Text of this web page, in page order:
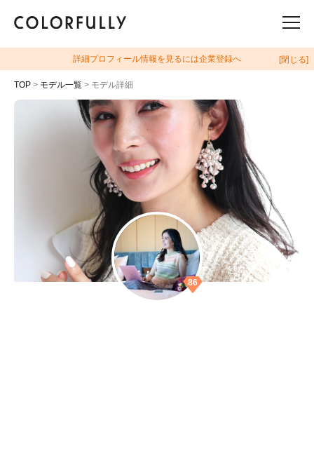
詳細プロフィール情報を見るには企業登録へ [閉じる]
TOP > モデル一覧 > モデル詳細
86